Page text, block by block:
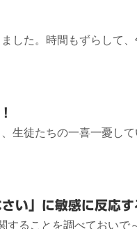
した。時間もずらして、
生徒たちの一喜一憂し
い」に敏感に反応す
することを調べておいで